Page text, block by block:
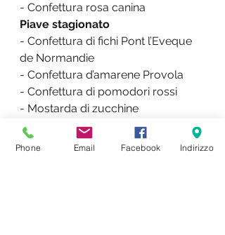
- Confettura rosa canina
Piave stagionato
- Confettura di fichi Pont l’Eveque
de Normandie
- Confettura d’amarene Provola
- Confettura di pomodori rossi
- Mostarda di zucchine
Provolone
- Confettura di pesche
Phone Email Facebook Indirizzo